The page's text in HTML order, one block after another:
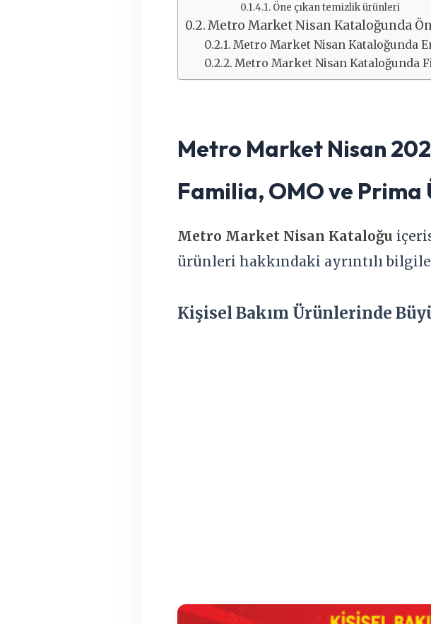
Öne çıkan temizlik ürünleri
Metro Market Nisan Kataloğunda
Metro Market Nisan Kataloğunda
Metro Market Nisan Kataloğunda
Metro Market Nisan
Familia, OMO ve
Metro Market Nisan Kataloğu
ürünleri hakkındaki ayrıntılı
Kişisel Bakım Ürünlerinde